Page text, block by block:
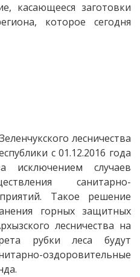
касающееся заготовки
которое сегодня
лесничества
с 01.12.2016 года
исключением случаев
санитарно-
Такое решение
горных защитных
лесничества на
рубки леса будут
оздоровительные